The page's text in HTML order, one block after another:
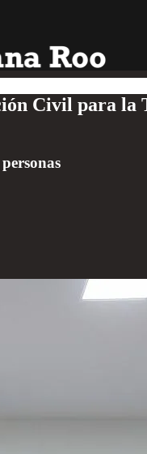
Civil para la